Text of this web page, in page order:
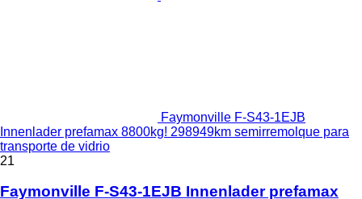
Faymonville F-S43-1EJB
Innenlader prefamax 8800kg! 298949km semirremolque para
transporte de vidrio
21
Faymonville F-S43-1EJB Innenlader prefamax